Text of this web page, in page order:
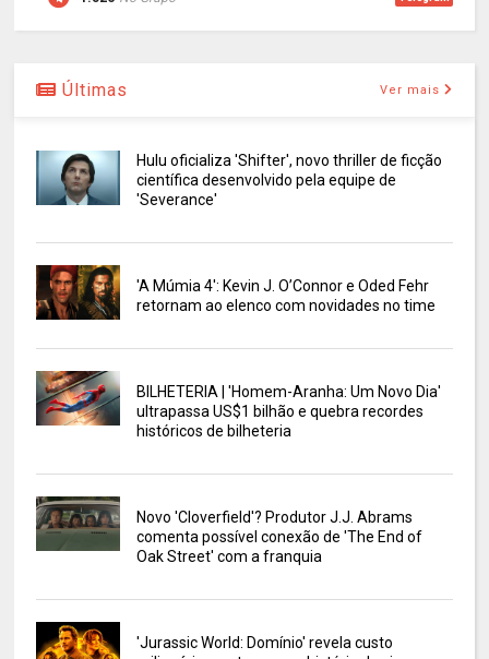
Últimas Ver mais
Hulu oficializa 'Shifter', novo thriller de ficção
científica desenvolvido pela equipe de
'Severance'
'A Múmia 4': Kevin J. O’Connor e Oded Fehr
retornam ao elenco com novidades no time
BILHETERIA | 'Homem-Aranha: Um Novo Dia'
ultrapassa US$1 bilhão e quebra recordes
históricos de bilheteria
Novo 'Cloverfield'? Produtor J.J. Abrams
comenta possível conexão de 'The End of
Oak Street' com a franquia
'Jurassic World: Domínio' revela custo